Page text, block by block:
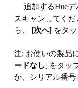
追加するHueデ
スキャンしてく
ら、
[次へ] をタ
注: お使いの製品
ードなし] をタッ
か、シリアル番号